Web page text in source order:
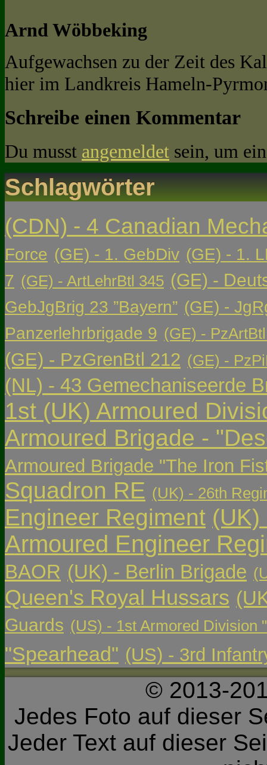
Arnd Wöbbeking
Aufgewachsen zu der Zeit des
hier im Landkreis Hameln-
Schreibe einen Kommentar
Du musst angemeldet sein, um
Schlagwörter
(CDN) - 4 Canadian
Force (GE) - 1. GebDiv (GE) - 1.
7 (GE) - ArtLehrBtl 345 (GE) -
GebJgBrig 23 ”Bayern” (GE) -
Panzerlehrbrigade 9 (GE) -
(GE) - PzGrenBtl 212 (GE) -
(NL) - 43 Gemechaniseerde
1st (UK) Armoured
Armoured Brigade -
Armoured Brigade "The Iron
Squadron RE (UK) - 26th
Engineer Regiment
Armoured Engineer
BAOR (UK) - Berlin Brigade
Queen's Royal Hussars
Guards (US) - 1st Armored Division
"Spearhead" (US) - 3rd
© 2013-
Jedes Foto auf dieser
Jeder Text auf dieser